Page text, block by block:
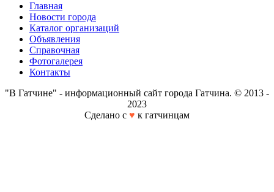
Главная
Новости города
Каталог организаций
Объявления
Справочная
Фотогалерея
Контакты
"В Гатчине" - информационный сайт города Гатчина. © 2013 -
2023
Сделано с ♥ к гатчинцам